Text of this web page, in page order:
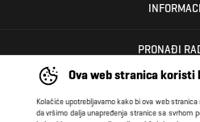
Ova web stranica koristi
Kolačiće upotrebljavamo kako bi ova web
da vršimo dalja unapređenja stranice sa svrhom
PRONAĐI